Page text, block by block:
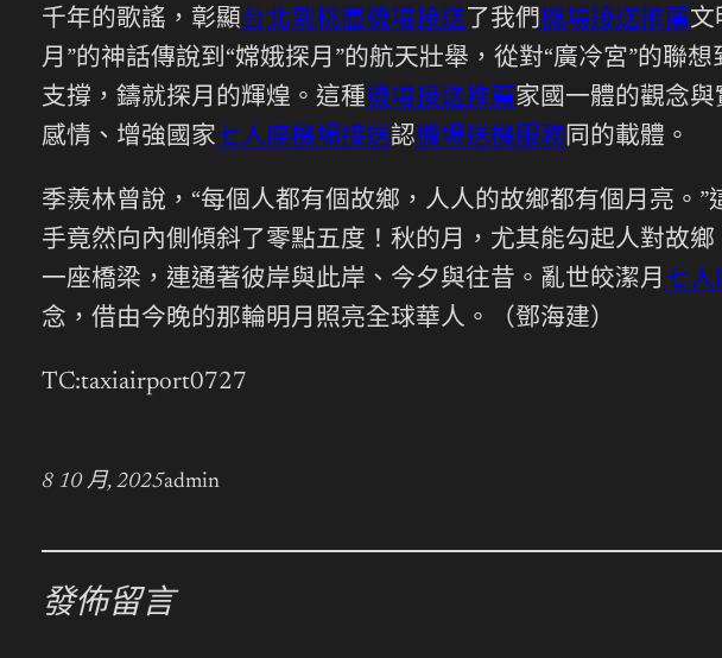
千年的歌謠，彰顯台北到桃園機場接送 了我們機場接送推薦文
月”的神話傳說到“嫦娥探月”的航天壯舉，從對“廣冷宮”的聯
支撐，鑄就探月的輝煌。這種機場接送推薦家國一體的觀念
感情、增強國家七人座機場接送認機場送機服務 同的載體。
季羨林曾說，“每個人都有個故鄉，人人的故鄉都有個月亮。
手竟然向內側傾斜了零點五度！秋的月，尤其能勾起人對故
一座橋梁，連通著彼岸與此岸、今夕與往昔。亂世皎潔月 七人
念，借由今晚的那輪明月照亮全球華人。（鄧海建）
TC:taxiairport0727
8 10 月, 2025admin
發佈留言